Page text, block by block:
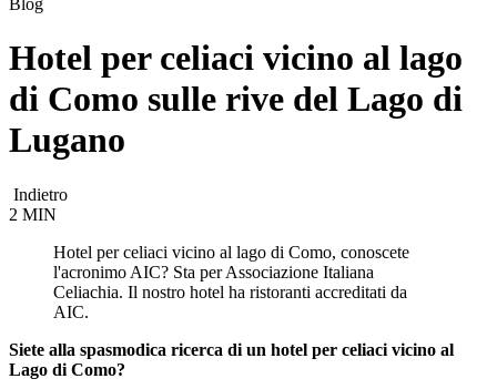
Blog
Hotel per celiaci vicino al lago
di Como sulle rive del Lago di
Lugano
Indietro
2 MIN
Hotel per celiaci vicino al lago di Como, conoscete
l'acronimo AIC? Sta per Associazione Italiana
Celiachia. Il nostro hotel ha ristoranti accreditati da
AIC.
Siete alla spasmodica ricerca di un hotel per celiaci vicino al
Lago di Como?